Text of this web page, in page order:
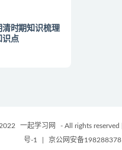
清时期知识梳理
识点
一起学习网 - All rights reserved
号-1
京公网安备198288378